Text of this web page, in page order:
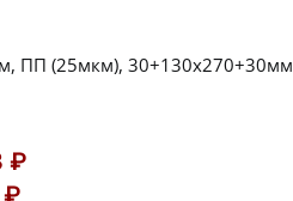
ПП (25мкм), 30+130х270+30мм
₽